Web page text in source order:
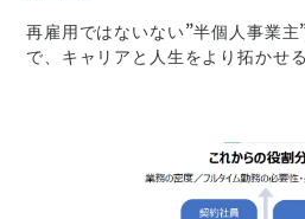
再雇用ではないない”半個人事業
で、キャリアと人生をより拓かせ